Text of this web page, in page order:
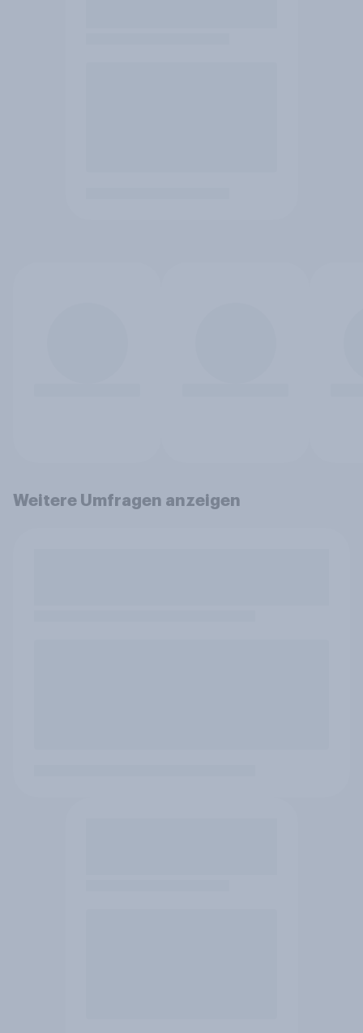
Weitere Umfragen anzeigen